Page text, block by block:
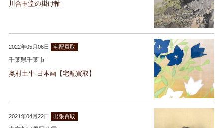
川合玉堂の掛け軸
2022年05月06日 宅配買取
千葉県千葉市
奥村土牛 日本画【宅配買取】
2021年04月22日 出張買取